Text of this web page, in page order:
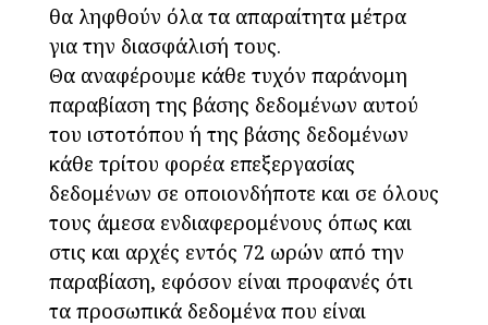
θα ληφθούν όλα τα απαραίτητα μέτρα
για την διασφάλισή τους.
Θα αναφέρουμε κάθε τυχόν παράνομη
παραβίαση της βάσης δεδομένων αυτού
του ιστοτόπου ή της βάσης δεδομένων
κάθε τρίτου φορέα επεξεργασίας
δεδομένων σε οποιονδήποτε και σε όλους
τους άμεσα ενδιαφερομένους όπως και
στις και αρχές εντός 72 ωρών από την
παραβίαση, εφόσον είναι προφανές ότι
τα προσωπικά δεδομένα που είναι